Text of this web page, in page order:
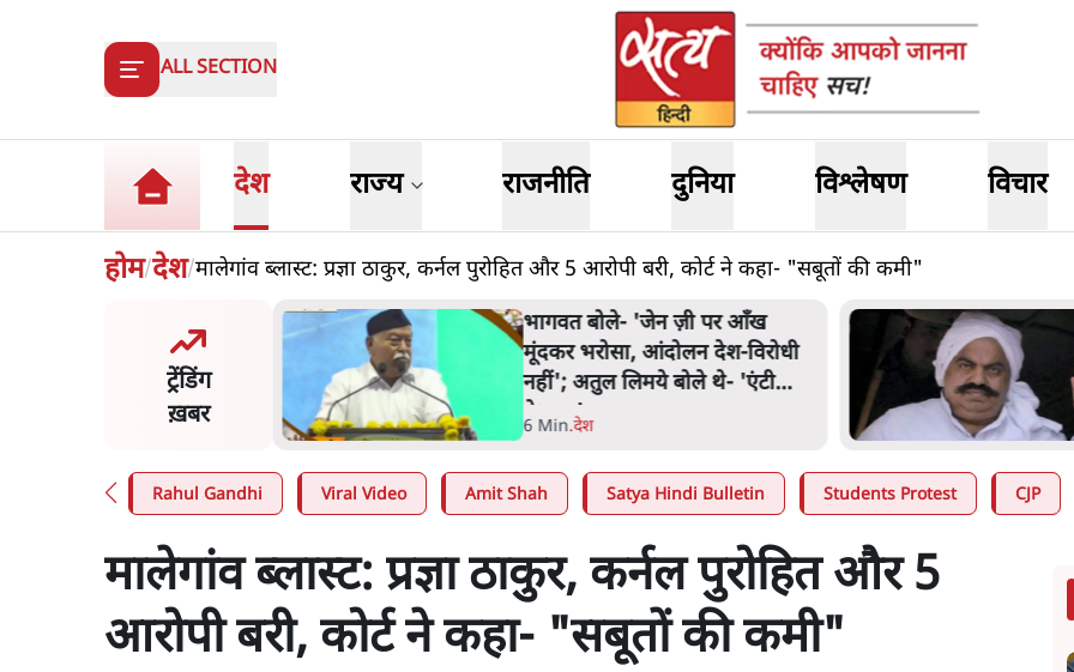
ALL SECTION
देश राज्य राजनीति दुनिया विश्लेषण विचार
होम/देश/मालेगांव ब्लास्ट: प्रज्ञा ठाकुर, कर्नल पुरोहित और 5 आरोपी बरी, कोर्ट ने कहा- "सबूतों की कमी"
ट्रेंडिंग
ख़बर
राष्ट्र के चरित्र की मरम्मत
भागवत बोले- 'जेन ज़ी पर आँख
मूंदकर भरोसा, आंदोलन देश-विरोधी
नहीं'; अतुल लिमये बोले थे- 'एंटी
नेशनल'
6 Min.देश
Rahul Gandhi Viral Video Amit Shah Satya Hindi Bulletin Students Protest CJP
मालेगांव ब्लास्ट: प्रज्ञा ठाकुर, कर्नल पुरोहित और 5
आरोपी बरी, कोर्ट ने कहा- "सबूतों की कमी"